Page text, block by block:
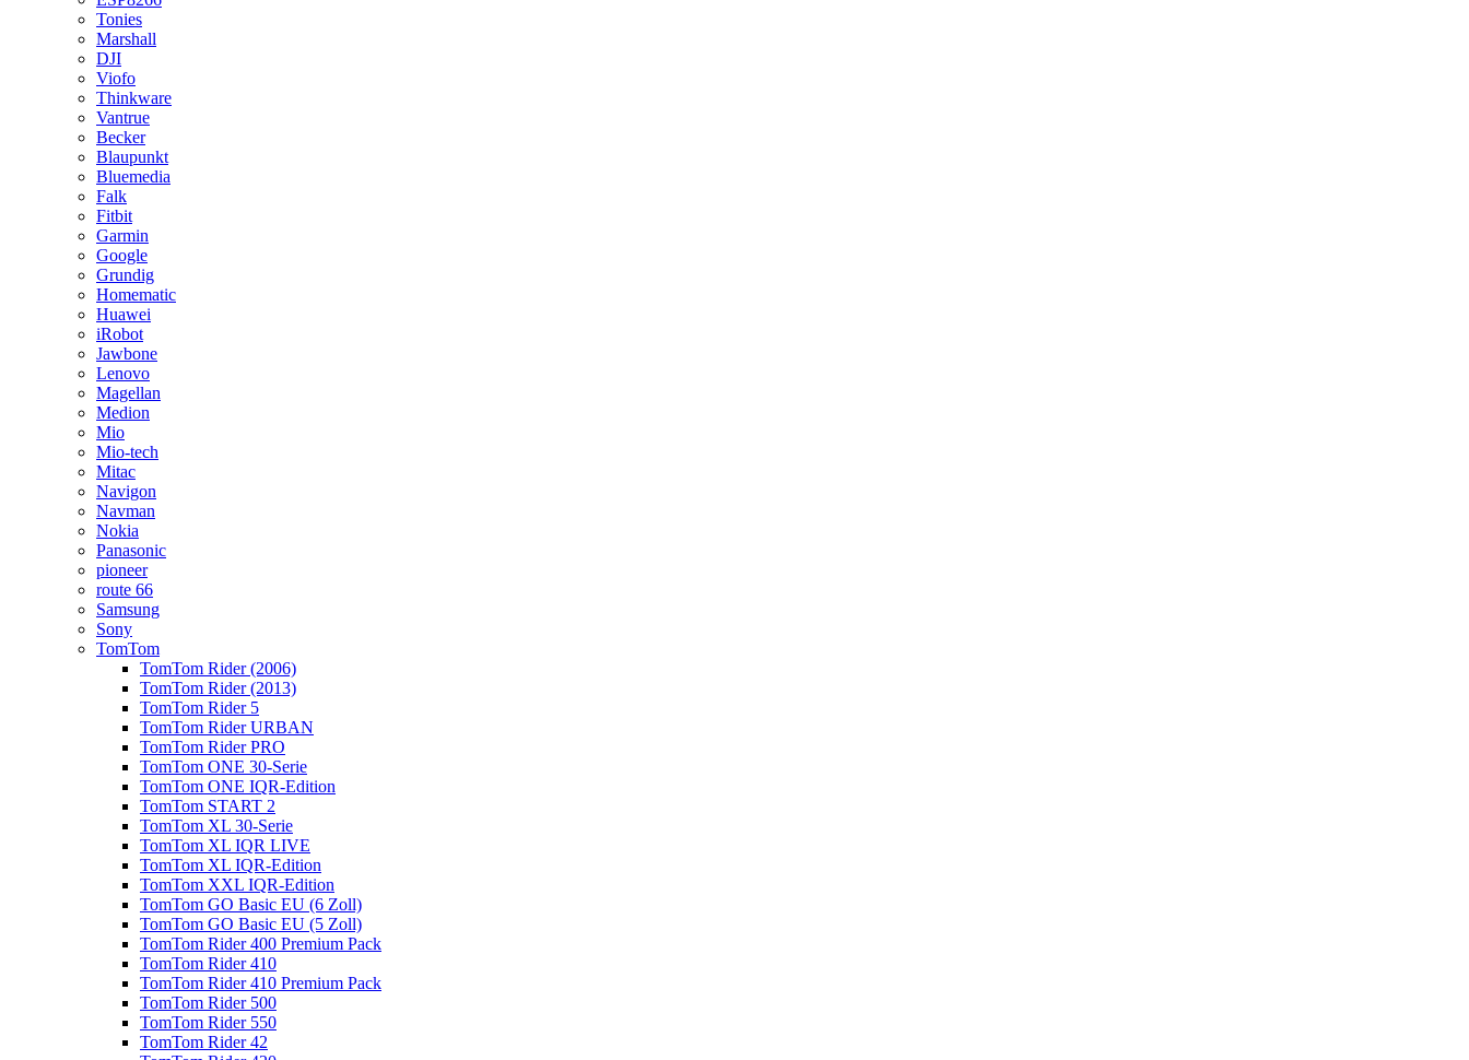
Tonies
Marshall
DJI
Viofo
Thinkware
Vantrue
Becker
Blaupunkt
Bluemedia
Falk
Fitbit
Garmin
Google
Grundig
Homematic
Huawei
iRobot
Jawbone
Lenovo
Magellan
Medion
Mio
Mio-tech
Mitac
Navigon
Navman
Nokia
Panasonic
pioneer
route 66
Samsung
Sony
TomTom
TomTom Rider (2006)
TomTom Rider (2013)
TomTom Rider 5
TomTom Rider URBAN
TomTom Rider PRO
TomTom ONE 30-Serie
TomTom ONE IQR-Edition
TomTom START 2
TomTom XL 30-Serie
TomTom XL IQR LIVE
TomTom XL IQR-Edition
TomTom XXL IQR-Edition
TomTom GO Basic EU (6 Zoll)
TomTom GO Basic EU (5 Zoll)
TomTom Rider 400 Premium Pack
TomTom Rider 410
TomTom Rider 410 Premium Pack
TomTom Rider 500
TomTom Rider 550
TomTom Rider 42